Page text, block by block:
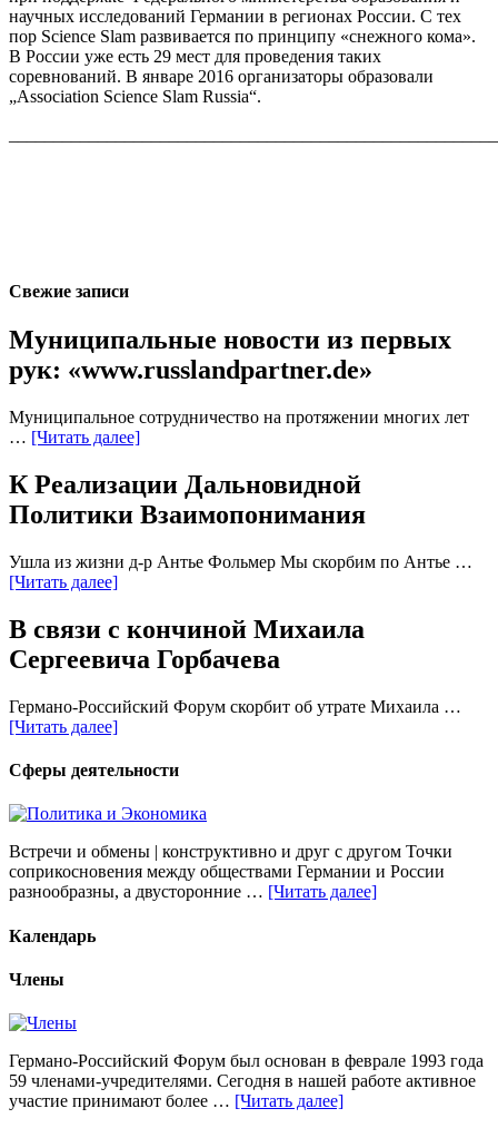
научных исследований Германии в регионах России. С тех
пор Science Slam развивается по принципу «снежного кома».
В России уже есть 29 мест для проведения таких
соревнований. В январе 2016 организаторы образовали
„Association Science Slam Russia“.
Свежие записи
Муниципальные новости из первых
рук: «www.russlandpartner.de»
Муниципальное сотрудничество на протяжении многих лет
… [Читать далее]
К Реализации Дальновидной
Политики Взаимопонимания
Ушла из жизни д-р Антье Фольмер Мы скорбим по Антье …
[Читать далее]
В связи с кончиной Михаила
Сергеевича Горбачева
Германо-Российский Форум скорбит об утрате Михаила …
[Читать далее]
Сферы деятельности
Встречи и обмены | конструктивно и друг с другом Точки
соприкосновения между обществами Германии и России
разнообразны, а двусторонние … [Читать далее]
Календарь
Члены
Германо-Российский Форум был основан в феврале 1993 года
59 членами-учредителями. Сегодня в нашей работе активное
участие принимают более … [Читать далее]